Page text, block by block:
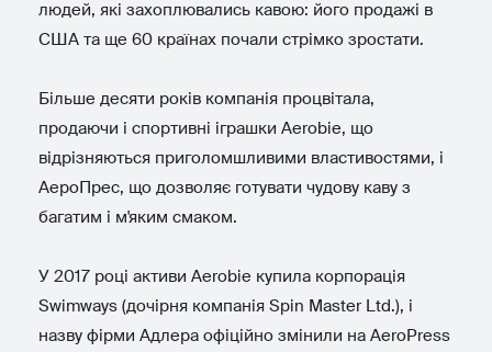
людей, які захоплювались кавою: його продажі в
США та ще 60 країнах почали стрімко зростати.
Більше десяти років компанія процвітала,
продаючи і спортивні іграшки Aerobie, що
відрізняються приголомшливими властивостями, і
АероПрес, що дозволяє готувати чудову каву з
багатим і м'яким смаком.
У 2017 році активи Aerobie купила корпорація
Swimways (дочірня компанія Spin Master Ltd.), і
назву фірми Адлера офіційно змінили на AeroPress